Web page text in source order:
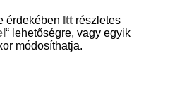
érdekében Itt részletes
“ lehetőségre, vagy egyik
módosíthatja.